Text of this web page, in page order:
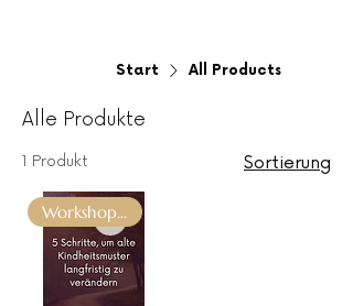
Start All Products
Alle Produkte
1 Produkt Sortierung
Workshop Aufzeichnung